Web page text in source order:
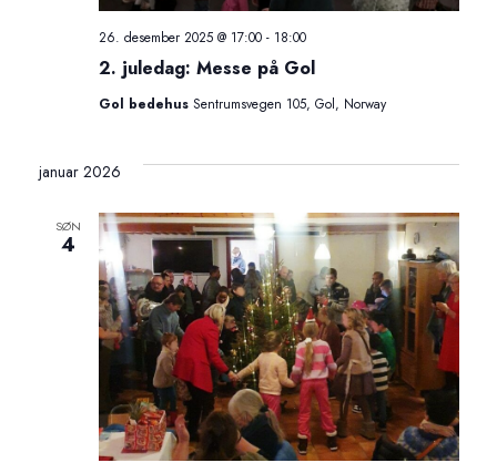
2. juledag: Messe på Gol
26. desember 2025 @ 17:00- 18:00
Gol bedehus Sentrumsvegen 105, Gol, Norway
januar 2026
SØN
4